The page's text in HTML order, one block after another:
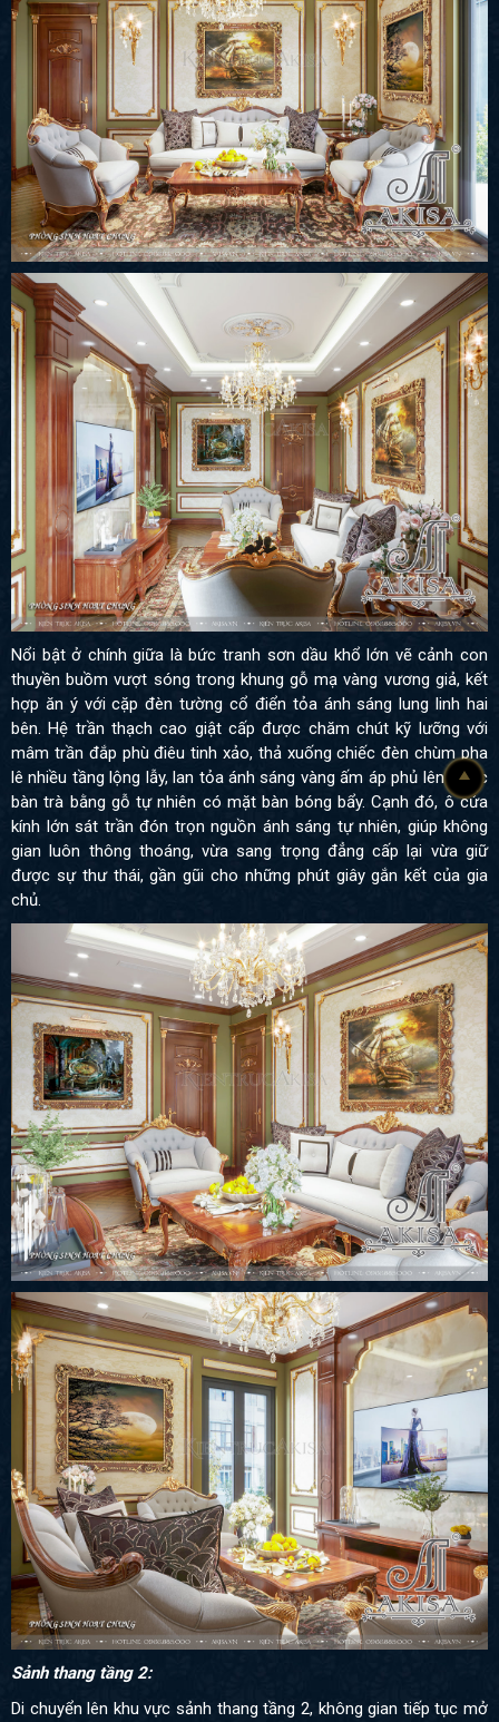
Nổi bật ở chính giữa là bức tranh sơn dầu khổ lớn vẽ cảnh con
thuyền buồm vượt sóng trong khung gỗ mạ vàng vương giả, kết
hợp ăn ý với cặp đèn tường cổ điển tỏa ánh sáng lung linh hai
bên. Hệ trần thạch cao giật cấp được chăm chút kỹ lưỡng với
mâm trần đắp phù điêu tinh xảo, thả xuống chiếc đèn chùm pha
lê nhiều tầng lộng lẫy, lan tỏa ánh sáng vàng ấm áp phủ lên chiếc
bàn trà bằng gỗ tự nhiên có mặt bàn bóng bẩy. Cạnh đó, ô cửa
kính lớn sát trần đón trọn nguồn ánh sáng tự nhiên, giúp không
gian luôn thông thoáng, vừa sang trọng đẳng cấp lại vừa giữ
được sự thư thái, gần gũi cho những phút giây gắn kết của gia
chủ.
Sảnh thang tầng 2:
Di chuyển lên khu vực sảnh thang tầng 2, không gian tiếp tục mở